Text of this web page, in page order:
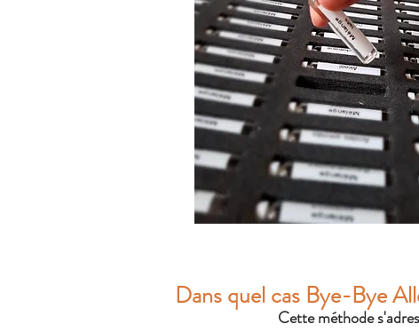
Dans quel cas Bye-Bye
Cette méthode